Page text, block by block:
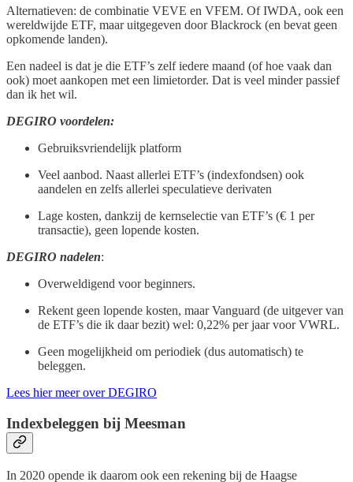
Alternatieven: de combinatie VEVE en VFEM. Of IWDA, ook een
wereldwijde ETF, maar uitgegeven door Blackrock (en bevat geen
opkomende landen).
Een nadeel is dat je die ETF’s zelf iedere maand (of hoe vaak dan
ook) moet aankopen met een limietorder. Dat is veel minder passief
dan ik het wil.
DEGIRO voordelen:
Gebruiksvriendelijk platform
Veel aanbod. Naast allerlei ETF’s (indexfondsen) ook
aandelen en zelfs allerlei speculatieve derivaten
Lage kosten, dankzij de kernselectie van ETF’s (€ 1 per
transactie), geen lopende kosten.
DEGIRO nadelen:
Overweldigend voor beginners.
Rekent geen lopende kosten, maar Vanguard (de uitgever van
de ETF’s die ik daar bezit) wel: 0,22% per jaar voor VWRL.
Geen mogelijkheid om periodiek (dus automatisch) te
beleggen.
Lees hier meer over DEGIRO
Indexbeleggen bij Meesman
In 2020 opende ik daarom ook een rekening bij de Haagse